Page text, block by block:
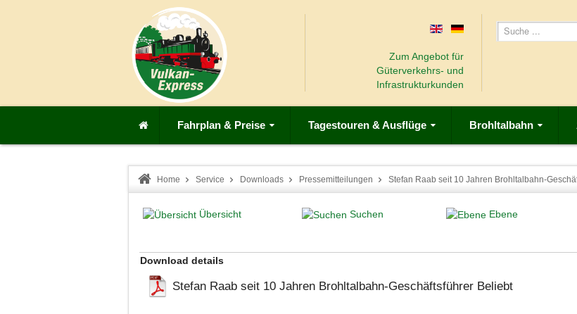
Zum Angebot für
Güterverkehrs- und
Infrastrukturkunden
Fahrplan & Preise Tagestouren & Ausflüge Brohltalbahn
Home Service Downloads Pressemitteilungen Stefan Raab seit 10 Jahren Brohltalbahn-
Übersicht Suchen Ebene
Download details
Stefan Raab seit 10 Jahren Brohltalbahn-Geschäftsführer Beliebt